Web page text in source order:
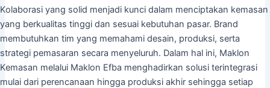
Kolaborasi yang solid menjadi kunci dalam menciptakan kemasan
yang berkualitas tinggi dan sesuai kebutuhan pasar. Brand
membutuhkan tim yang memahami desain, produksi, serta
strategi pemasaran secara menyeluruh. Dalam hal ini, Maklon
Kemasan melalui Maklon Efba menghadirkan solusi terintegrasi
mulai dari perencanaan hingga produksi akhir sehingga setiap